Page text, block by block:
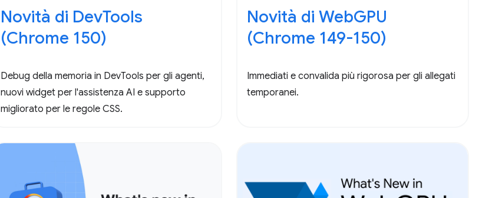
Novità di DevTools
(Chrome 150)
Debug della memoria in DevTools per gli agenti,
nuovi widget per l'assistenza AI e supporto
migliorato per le regole CSS.
Novità di WebGPU
(Chrome 149-150)
Immediati e convalida più rigorosa per gli allegati
temporanei.